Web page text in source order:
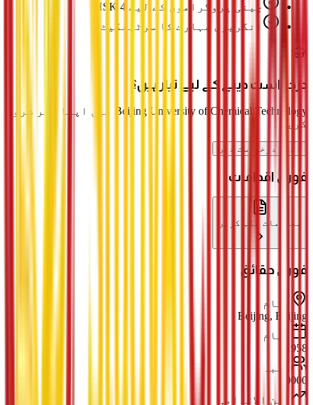
چینی پروگراموں کے لیے HSK 4
انگریزی مہارت کا سرٹیفکیٹ
درخواست دینے کے لیے تیار ہیں؟
Beijing University of Chemical Technology میں اپنا سفر شروع
کریں
ابھی درخواست دیں
فوری اقدامات
معلومات طلب کریں
فوری حقائق
مقام
Beijing, Beijing
قیام
1958
طلبہ
30000
بین الاقوامی